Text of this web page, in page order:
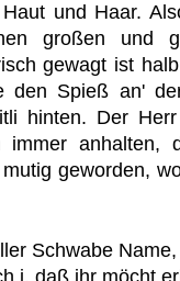
und Haar.
großen und
gewagt ist
den Spieß an'
hinten. Der
immer anhalten,
geworden,
Schwabe Name,
i, daß ihr möcht